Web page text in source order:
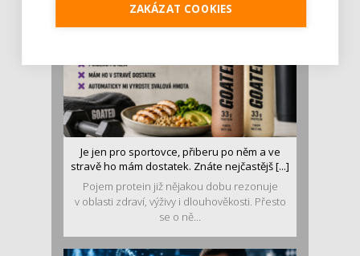
Je jen pro sportovce, přiberu po něm a ve
stravě ho mám dostatek. Znáte nejčastějš [...]
Pojem protein již nějakou dobu rezonuje
v oblasti zdraví, výživy i dlouhověkosti. Přesto
se o ně...
ZAKÁZAT COOKIES